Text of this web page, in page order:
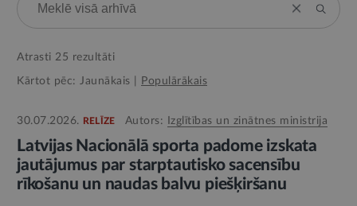
Atrasti 25 rezultāti
Kārtot pēc: Jaunākais Populārākais
30.07.2026. RELĪZE Autors: Izglītības un zinātnes ministrija
Latvijas Nacionālā sporta padome izskata
jautājumus par starptautisko sacensību
rīkošanu un naudas balvu piešķiršanu